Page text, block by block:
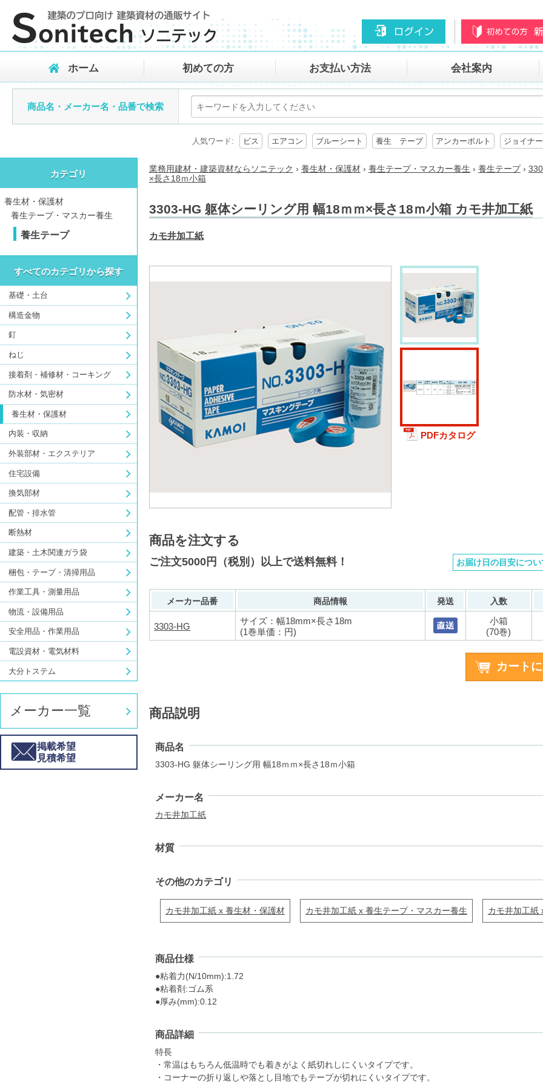
ホーム 初めての方 お支払い方法 会社案内
商品名・メーカー名・品番で検索
人気ワード: ビス エアコン ブルーシート 養生 テープ アンカーボルト ジョイナー
カテゴリ
養生材・保護材
養生テープ・マスカー養生
養生テープ
すべてのカテゴリから探す
基礎・土台
構造金物
釘
ねじ
接着剤・補修材・コーキング
防水材・気密材
養生材・保護材
内装・収納
外装部材・エクステリア
住宅設備
換気部材
配管・排水管
断熱材
建築・土木関連ガラ袋
梱包・テープ・清掃用品
作業工具・測量用品
物流・設備用品
安全用品・作業用品
電設資材・電気材料
大分トステム
メーカー一覧
掲載希望
見積希望
業務用建材・建築資材ならソニテック › 養生材・保護材› 養生テープ・マスカー養生 › 養生テープ›
×長さ18ｍ小箱
3303-HG 躯体シーリング用 幅18ｍｍ×長さ18ｍ小箱 カモ井加工紙
カモ井加工紙
PDFカタログ
商品を注文する
ご注文5000円（税別）以上で送料無料！ お届け日の目安につい
メーカー品番 商品情報 発送 入数
3303-HG
サイズ：幅18mm×長さ18m
(1巻単価：円)
小箱
(70巻)
商品説明
商品名
3303-HG 躯体シーリング用 幅18ｍｍ×長さ18ｍ小箱
メーカー名
カモ井加工紙
材質
その他のカテゴリ
カモ井加工紙 x 養生材・保護材 カモ井加工紙 x 養生テープ・マスカー養生 カモ井加工紙
商品仕様
●粘着力(N/10mm):1.72
●粘着剤:ゴム系
●厚み(mm):0.12
商品詳細
特長
・常温はもちろん低温時でも着きがよく紙切れしにくいタイプです。
・コーナーの折り返しや落とし目地でもテープが切れにくいタイプです。